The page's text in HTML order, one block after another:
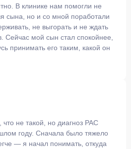
В клинике нам помогли не
сына, но и со мной поработали
не выгорать и не ждать
Сейчас мой сын стал спокойнее,
принимать его таким, какой он
что не такой, но диагноз РАС
году. Сначала было тяжело
— я начал понимать, откуда